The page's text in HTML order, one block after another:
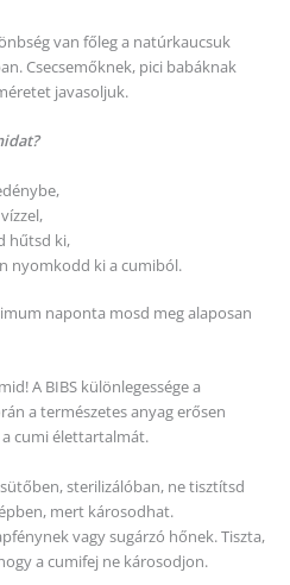
van főleg a natúrkaucsuk
Csecsemőknek, pici babáknak
javasoljuk.
hűtsd ki,
nyomkodd ki a cumiból.
naponta mosd meg alaposan
A BIBS különlegessége a
a természetes anyag erősen
cumi élettartalmát.
sterilizálóban, ne tisztítsd
mert károsodhat.
vagy sugárzó hőnek. Tiszta,
a cumifej ne károsodjon.